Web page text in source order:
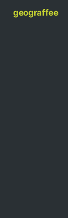
geograffee